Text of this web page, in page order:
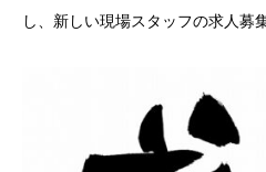
し、新しい現場スタッフの求人募